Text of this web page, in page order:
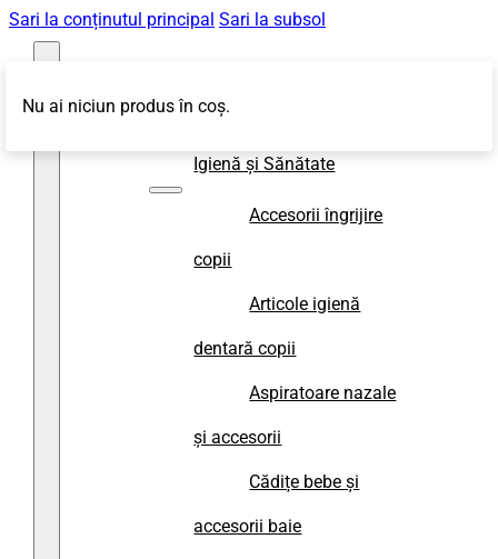
Sari la conținutul principal Sari la subsol
Igienă și Sănătate
Accesorii îngrijire
copii
Articole igienă
dentară copii
Aspiratoare nazale
și accesorii
Cădițe bebe și
accesorii baie
Nu ai niciun produs în coș.